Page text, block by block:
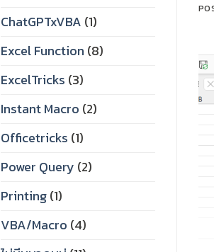
ChatGPTxVBA (1)
Excel Function (8)
ExcelTricks (3)
Instant Macro (2)
Officetricks (1)
Power Query (2)
Printing(1)
VBA/Macro (4)